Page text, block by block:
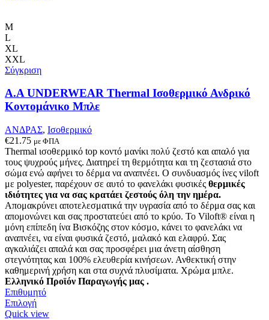
μπορούν
επιλεγούν
στη
σελίδα
προϊόντος
M
L
XL
XXL
Σύγκριση
Α.A UNDERWEAR Thermal Ισοθερμικό Ανδρικό
Κοντομάνικο Μπλε
ΑΝΔΡΑΣ, Ισοθερμικό
€21.75 με ΦΠΑ
Thermal ισοθερμικό top κοντό μανίκι πολύ ζεστό και απαλό για
τους ψυχρούς μήνες. Διατηρεί τη θερμότητα και τη ζεστασιά στο
σώμα ενώ αφήνει το δέρμα να αναπνέει. Ο συνδυασμός ίνες viloft
με polyester, παρέχουν σε αυτό το φανελάκι φυσικές θερμικές
ιδιότητες για να σας κρατάει ζεστούς όλη την ημέρα.
Απομακρύνει αποτελεσματικά την υγρασία από το δέρμα σας και
απομονώνει και σας προστατεύει από το κρύο. Το Viloft® είναι η
μόνη επίπεδη ίνα Βισκόζης στον κόσμο, κάνει το φανελάκι να
αναπνέει, να είναι φυσικά ζεστό, μαλακό και ελαφρύ. Σας
αγκαλιάζει απαλά και σας προσφέρει μια άνετη αίσθηση
στεγνότητας και 100% ελευθερία κινήσεων. Ανθεκτική στην
καθημερινή χρήση και στα συχνά πλυσίματα. Χρώμα μπλε.
Ελληνικό Προϊόν Παραγωγής μας .
Επιθυμητό
ΕπιλογήΑυτό
το
Quick view